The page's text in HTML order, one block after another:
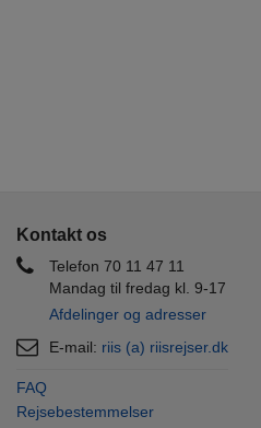
Kontakt os
Telefon 70 11 47 11
Mandag til fredag kl. 9-17
Afdelinger og adresser
E-mail: riis (a) riisrejser.dk
FAQ
Rejsebestemmelser